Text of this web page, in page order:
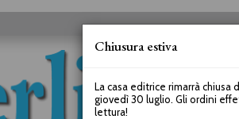
Chiusura estiva
La casa editrice rimarrà
giovedì 30 luglio. Gli ordini
lettura!